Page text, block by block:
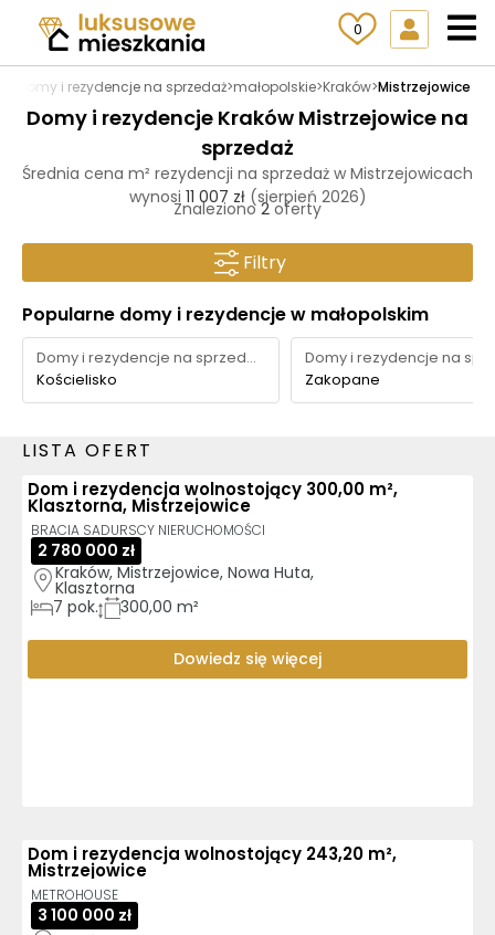
0
Domy i rezydencje na sprzedaż>małopolskie>Kraków>Mistrzejowice
Domy i rezydencje Kraków Mistrzejowice na
sprzedaż
Średnia cena m² rezydencji na sprzedaż w Mistrzejowicach
wynosi 11 007 zł (sierpień 2026)
Znaleziono2oferty
Filtry
Popularne domy i rezydencje w małopolskim
Domy i rezydencje na sprzedaż
Kościelisko
Zakopane
LISTA OFERT
Dom i rezydencja wolnostojący 300,00 m²,
Klasztorna, Mistrzejowice
BRACIA SADURSCY NIERUCHOMOŚCI
2 780 000 zł
Kraków, Mistrzejowice, Nowa Huta,
Klasztorna
7 pok. 300,00 m²
Dowiedz się więcej
Dom i rezydencja wolnostojący 243,20 m²,
Mistrzejowice
METROHOUSE
3 100 000 zł